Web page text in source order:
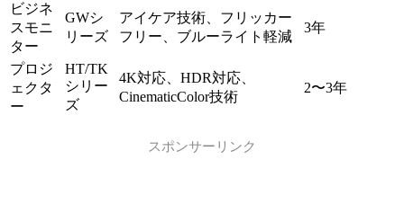
ビジネ
スモニ
ター
GWシ
リーズ
アイケア技術、フリッカー
フリー、ブルーライト軽減
3年
プロジ
ェクタ
ー
HT/TK
シリー
ズ
4K対応、HDR対応、
CinematicColor技術
2〜3年
スポンサーリンク